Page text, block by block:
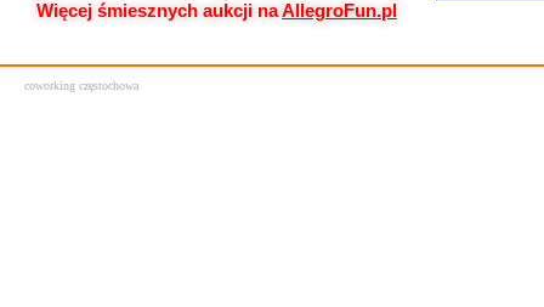
Więcej śmiesznych aukcji naAllegroFun.pl
coworking częstochowa